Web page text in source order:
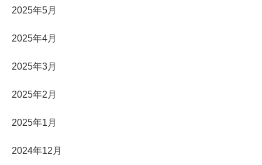
2025年5月
2025年4月
2025年3月
2025年2月
2025年1月
2024年12月